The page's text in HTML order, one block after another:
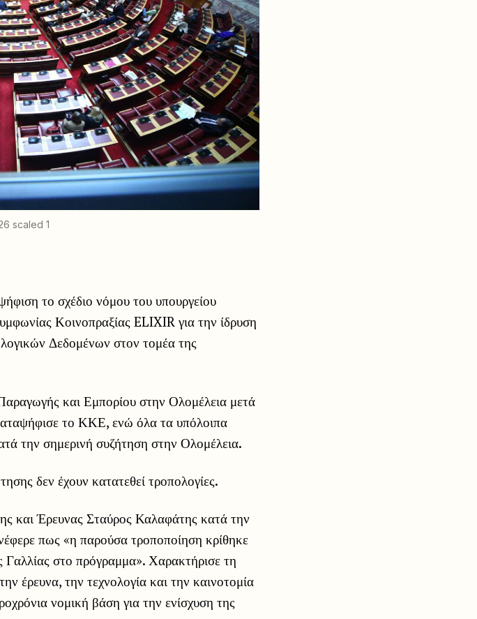
scaled 1
το σχέδιο νόμου του υπουργείου
Κοινοπραξίας ELIXIR για την ίδρυση
Δεδομένων στον τομέα της
και Εμπορίου στην Ολομέλεια μετά
το ΚΚΕ, ενώ όλα τα υπόλοιπα
την σημερινή συζήτηση στην Ολομέλεια.
δεν έχουν κατατεθεί τροπολογίες.
και Έρευνας Σταύρος Καλαφάτης κατά την
πως «η παρούσα τροποποίηση κρίθηκε
Γαλλίας στο πρόγραμμα». Χαρακτήρισε τη
έρευνα, την τεχνολογία και την καινοτομία
νομική βάση για την ενίσχυση της